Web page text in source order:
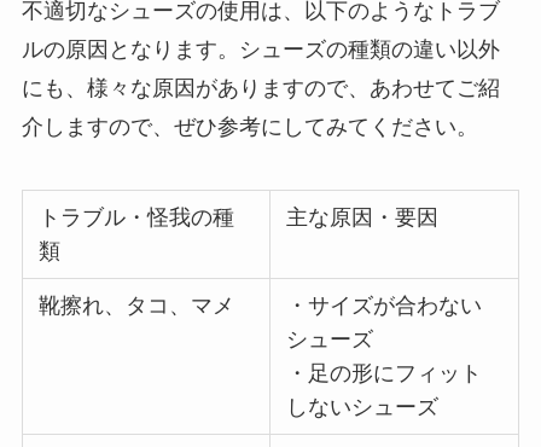
不適切なシューズの使用は、以下のようなトラブ
ルの原因となります。シューズの種類の違い以外
にも、様々な原因がありますので、あわせてご紹
介しますので、ぜひ参考にしてみてください。
トラブル・怪我の種
類
主な原因・要因
靴擦れ、タコ、マメ
・サイズが合わない
シューズ
・足の形にフィット
しないシューズ